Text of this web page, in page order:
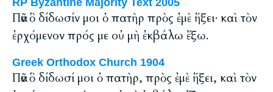
RP Byzantine Majority Text 2005
Πᾶν ὃ δίδωσίν μοι ὁ πατὴρ πρὸς ἐμὲ ἥξει· καὶ τὸν
ἐρχόμενον πρός με οὐ μὴ ἐκβάλω ἔξω.
Greek Orthodox Church 1904
Πᾶν ὃ δίδωσί μοι ὁ πατὴρ, πρὸς ἐμὲ ἥξει, καὶ τὸν